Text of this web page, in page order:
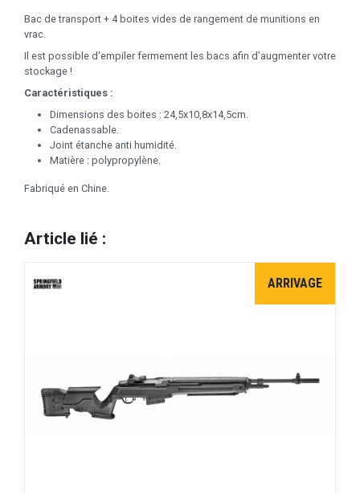
Bac de transport + 4 boites vides de rangement de munitions en
vrac.
Il est possible d'empiler fermement les bacs afin d'augmenter votre
stockage !
Caractéristiques :
Dimensions des boites : 24,5x10,8x14,5cm.
Cadenassable.
Joint étanche anti humidité.
Matière : polypropylène.
Fabriqué en Chine.
Article lié :
ARRIVAGE